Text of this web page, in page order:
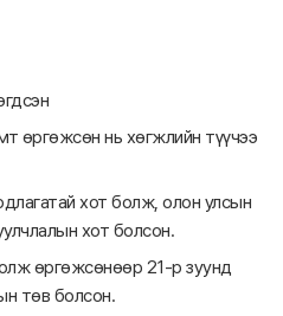
өргөжсөн нь хөгжлийн түүчээ
хот болж, олон улсын
хот болсон.
өргөжсөнөөр 21-р зуунд
төв болсон.